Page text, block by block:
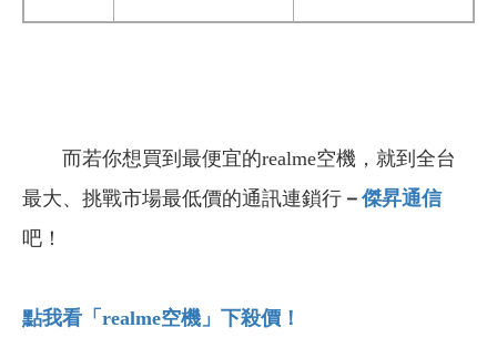
而若你想買到最便宜的realme空機，就到全台
最大、挑戰市場最低價的通訊連鎖行 － 傑昇通信
吧！
點我看「realme空機」下殺價！